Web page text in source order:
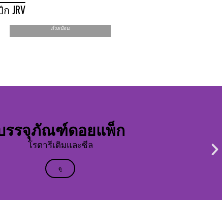
JRV
ถ้วยป้อน
รรจุภัณฑ์ดอยแพ็ก
โรตารีเติมและซีล
ดู